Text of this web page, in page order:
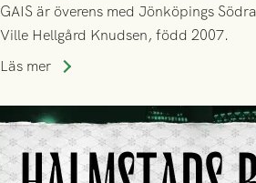
GAIS är överens med Jönköpings
Ville Hellgård Knudsen, född 2007.
Läs mer